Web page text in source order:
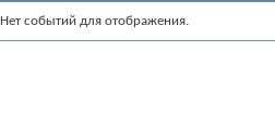
Нет событий для отображения.